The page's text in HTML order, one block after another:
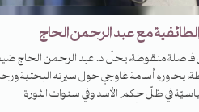
مع عبد الرحمن الحاج
فاصلة منقوطة، يحلّ د. عبد الرحمن الحاج
يحاوره أسامة غاوجي حول سيرته البحثية
في ظلّ حكم الأسد وفي سنوات الثورة